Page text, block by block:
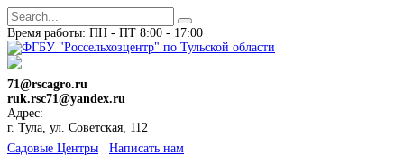
Время работы: ПН - ПТ 8:00 - 17:00
71@rscagro.ru
ruk.rsc71@yandex.ru
Адрес:
г. Тула, ул. Советская, 112
Cадовые Центры
Написать нам